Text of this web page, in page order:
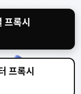
록시
프록시